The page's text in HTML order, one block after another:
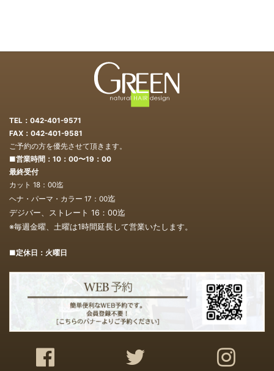
TEL：042-401-9571
FAX：042-401-9581
ご予約の方を優先させて頂きます。
■営業時間：10：00〜19：00
最終受付
カット 18：00迄
ヘナ・パーマ・カラー 17：00迄
デジバー、ストレート 16：00迄
※毎週金曜、土曜は1時間延長して営業いたします。
■定休日：火曜日